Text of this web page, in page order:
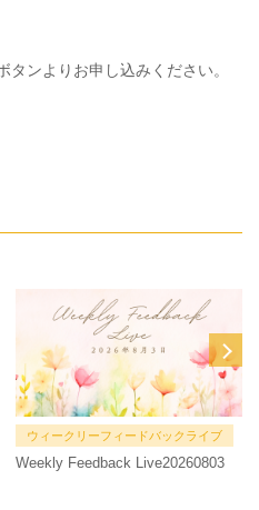
ンよりお申し込みください。
ウィークリーフィードバックライブ
Weekly Feedback Live20260803